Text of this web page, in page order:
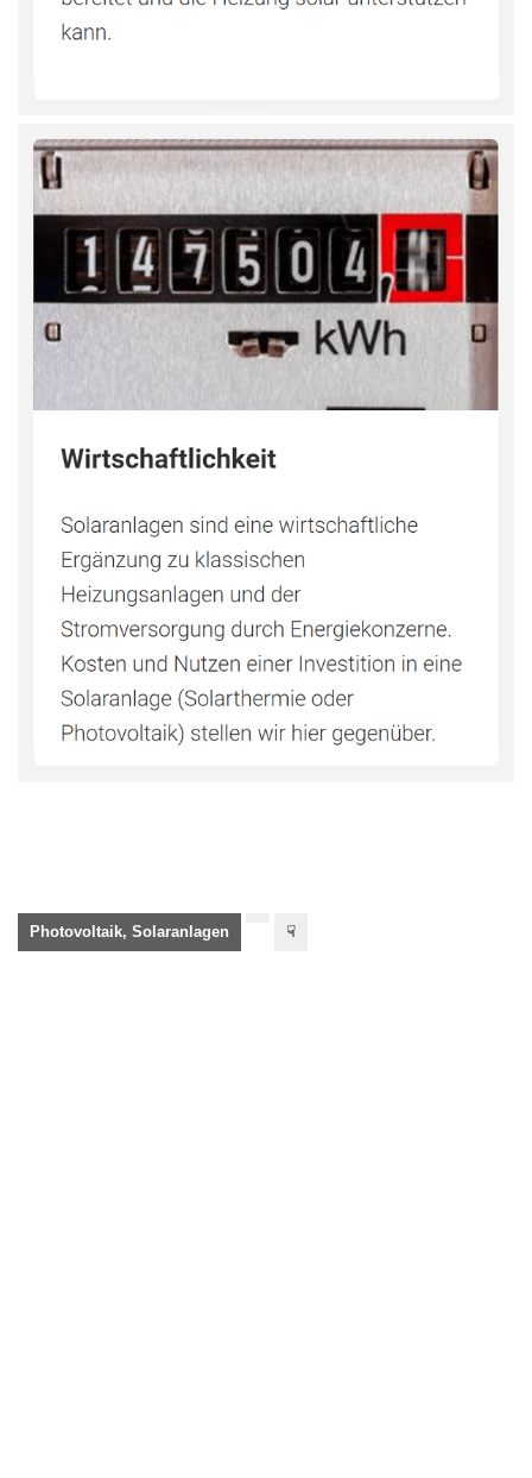
Photovoltaik, Solaranlagen ☟